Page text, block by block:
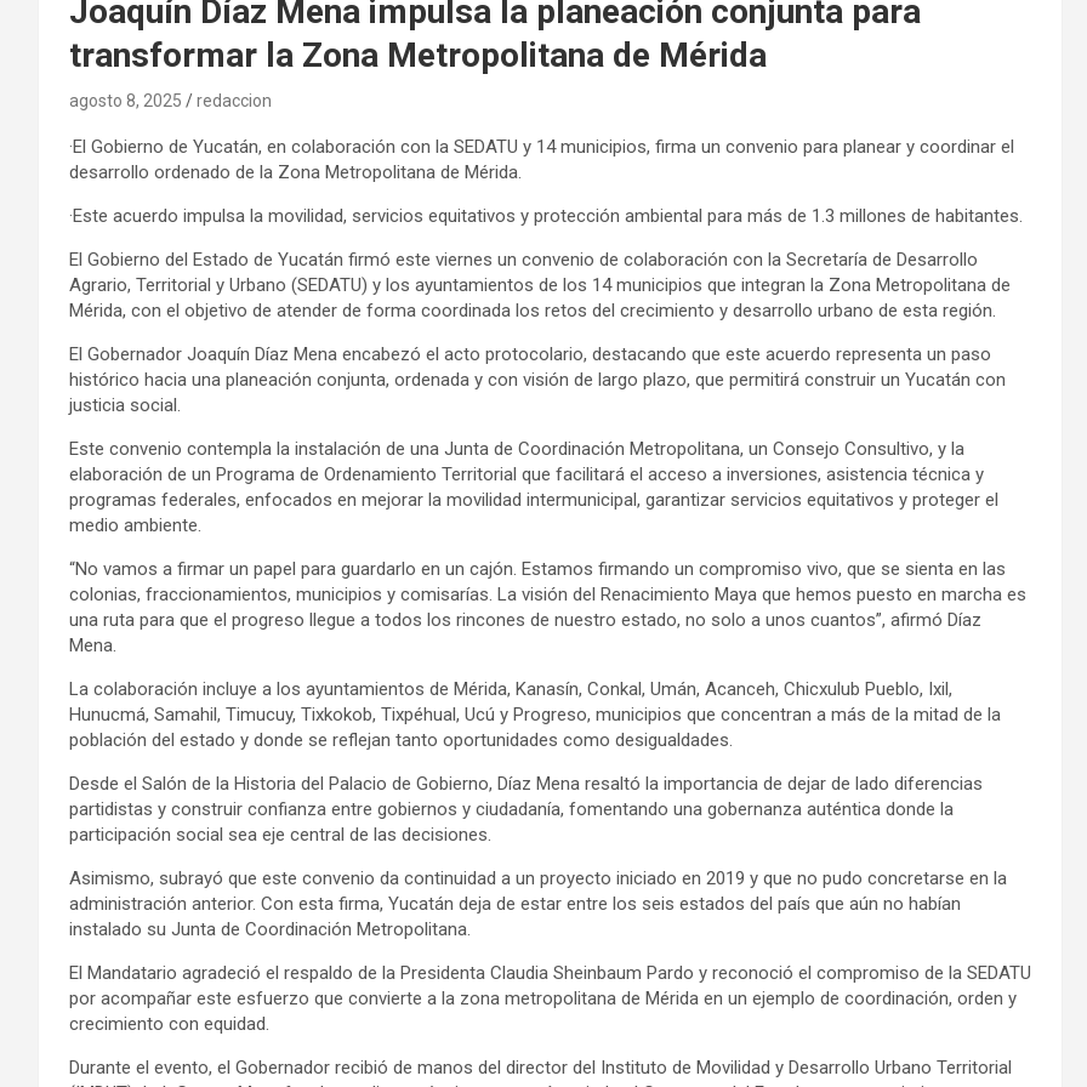
Joaquín Díaz Mena impulsa la planeación conjunta para
transformar la Zona Metropolitana de Mérida
agosto 8, 2025 redaccion
·El Gobierno de Yucatán, en colaboración con la SEDATU y 14 municipios, firma un convenio para planear y coordinar el
desarrollo ordenado de la Zona Metropolitana de Mérida.
·Este acuerdo impulsa la movilidad, servicios equitativos y protección ambiental para más de 1.3 millones de habitantes.
El Gobierno del Estado de Yucatán firmó este viernes un convenio de colaboración con la Secretaría de Desarrollo
Agrario, Territorial y Urbano (SEDATU) y los ayuntamientos de los 14 municipios que integran la Zona Metropolitana de
Mérida, con el objetivo de atender de forma coordinada los retos del crecimiento y desarrollo urbano de esta región.
El Gobernador Joaquín Díaz Mena encabezó el acto protocolario, destacando que este acuerdo representa un paso
histórico hacia una planeación conjunta, ordenada y con visión de largo plazo, que permitirá construir un Yucatán con
justicia social.
Este convenio contempla la instalación de una Junta de Coordinación Metropolitana, un Consejo Consultivo, y la
elaboración de un Programa de Ordenamiento Territorial que facilitará el acceso a inversiones, asistencia técnica y
programas federales, enfocados en mejorar la movilidad intermunicipal, garantizar servicios equitativos y proteger el
medio ambiente.
“No vamos a firmar un papel para guardarlo en un cajón. Estamos firmando un compromiso vivo, que se sienta en las
colonias, fraccionamientos, municipios y comisarías. La visión del Renacimiento Maya que hemos puesto en marcha es
una ruta para que el progreso llegue a todos los rincones de nuestro estado, no solo a unos cuantos”, afirmó Díaz
Mena.
La colaboración incluye a los ayuntamientos de Mérida, Kanasín, Conkal, Umán, Acanceh, Chicxulub Pueblo, Ixil,
Hunucmá, Samahil, Timucuy, Tixkokob, Tixpéhual, Ucú y Progreso, municipios que concentran a más de la mitad de la
población del estado y donde se reflejan tanto oportunidades como desigualdades.
Desde el Salón de la Historia del Palacio de Gobierno, Díaz Mena resaltó la importancia de dejar de lado diferencias
partidistas y construir confianza entre gobiernos y ciudadanía, fomentando una gobernanza auténtica donde la
participación social sea eje central de las decisiones.
Asimismo, subrayó que este convenio da continuidad a un proyecto iniciado en 2019 y que no pudo concretarse en la
administración anterior. Con esta firma, Yucatán deja de estar entre los seis estados del país que aún no habían
instalado su Junta de Coordinación Metropolitana.
El Mandatario agradeció el respaldo de la Presidenta Claudia Sheinbaum Pardo y reconoció el compromiso de la SEDATU
por acompañar este esfuerzo que convierte a la zona metropolitana de Mérida en un ejemplo de coordinación, orden y
crecimiento con equidad.
Durante el evento, el Gobernador recibió de manos del director del Instituto de Movilidad y Desarrollo Urbano Territorial